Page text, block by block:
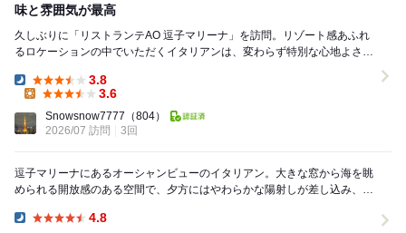
味と雰囲気が最高
久しぶりに「リストランテAO 逗子マリーナ」を訪問。リゾート感あふれ
るロケーションの中でいただくイタリアンは、変わらず特別な心地よさが
Dinner:
3.8
3.6
Snowsnow7777 （804）
2026/07 訪問
3回
逗子マリーナにあるオーシャンビューのイタリアン。大きな窓から海を眺
められる開放感のある空間で、夕方にはやわらかな陽射しが差し込み、ゆ
4.8